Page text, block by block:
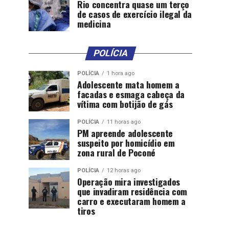
Rio concentra quase um terço
de casos de exercício ilegal da
medicina
POLÍCIA
POLÍCIA 1 hora ago
Adolescente mata homem a
facadas e esmaga cabeça da
vítima com botijão de gás
POLÍCIA 11 horas ago
PM apreende adolescente
suspeito por homicídio em
zona rural de Poconé
POLÍCIA 12 horas ago
Operação mira investigados
que invadiram residência com
carro e executaram homem a
tiros